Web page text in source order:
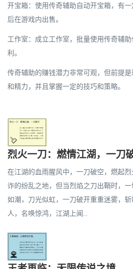
开宝箱：使用传奇辅助自动开宝箱，有
后在游戏内出售。
工作室：成立工作室，批量使用传奇辅
利。
传奇辅助的赚钱潜力非常可观，但前提
和精力，并且掌握一定的技巧和策略。
烈火一刀：燃情江湖，一刀
在江湖的血雨腥风中，一刀破空，燃起
诈的纷乱之地，但当烈焰之刀出鞘时，
如潮，刀光似虹，一刀破开重重迷雾，
人，名唤惊鸿，江湖上闻...